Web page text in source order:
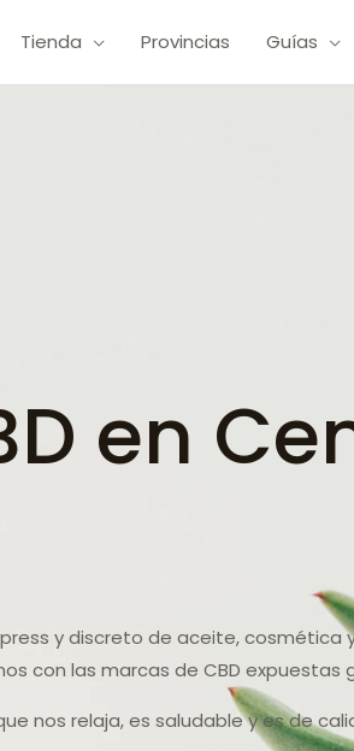
Tienda Provincias Guías
en
y discreto de aceite, cosmética
con las marcas de CBD expuestas
nos relaja, es saludable y es de